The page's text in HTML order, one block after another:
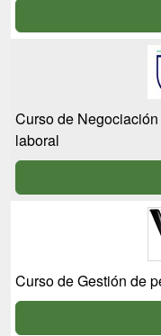
Curso de
laboral
Curso de Gestión de